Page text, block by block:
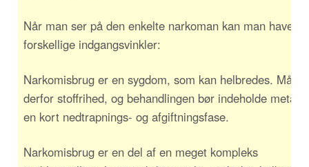
Når man ser på den enkelte narkoman kan man have
forskellige indgangsvinkler:
Narkomisbrug er en sygdom, som kan helbredes. Målet
derfor stoffrihed, og behandlingen bør indeholde
en kort nedtrapnings- og afgiftningsfase.
Narkomisbrug er en del af en meget kompleks